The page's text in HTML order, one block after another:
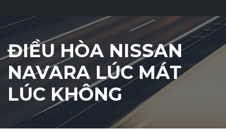
ĐIỀU HÒA NISSAN
NAVARA LÚC MÁT
LÚC KHÔNG